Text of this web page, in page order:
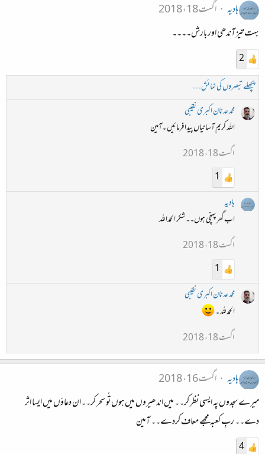
ہادیہ
اگست 18، 2018
بہت تیز آندھی اور بارش۔۔۔۔
2
پچھلے تبصروں کی نمائش…
محمد عدنان اکبری نقیبی
اللہ کریم آسانیاں پیدا فرمائیں ۔آمین
اگست 18، 2018
1
ہادیہ
اب گھر پہنچی ہوں۔۔ شکر الحمداللہ
اگست 18، 2018
1
محمد عدنان اکبری نقیبی
الحمدللہ ۔
اگست 18، 2018
ہادیہ
اگست 16، 2018
میرے سجدوں پہ ایسی نظر کر۔۔ میں اندھیروں میں ہوں تُو سحر کر۔۔ان دعاؤں میں ایسا اثر
دے۔۔ ربِ کعبہ مجھے معاف کردے۔۔ آمین
4